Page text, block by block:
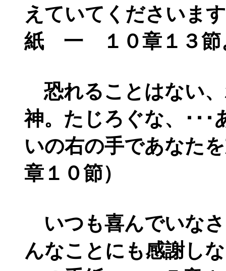
えていてくださいま
紙 一 １０章１３節
恐れることはない
神。たじろぐな、･･･
いの右の手であなた
章１０節）
いつも喜んでいな
んなことにも感謝し